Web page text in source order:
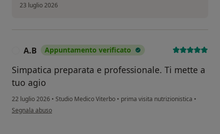
23 luglio 2026
A.B Appuntamento verificato
Simpatica preparata e professionale. Ti mette a
tuo agio
22 luglio 2026 • Studio Medico Viterbo • prima visita nutrizionistica •
secondo l'opinione dell'utente A.B
Segnala abuso